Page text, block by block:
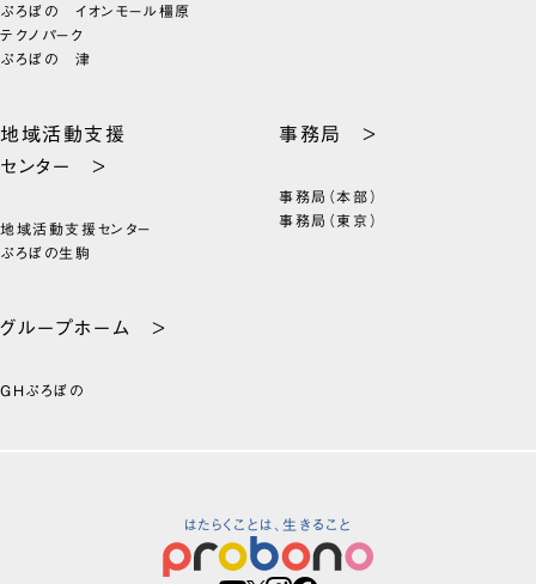
ぷろぼの イオンモール橿原
テクノパーク
ぷろぼの 津
地域活動支援
センター >
地域活動支援センター
ぷろぼの生駒
事務局 >
事務局（本部）
事務局（東京）
グループホーム >
GHぷろぼの
はたらくことは、生きること